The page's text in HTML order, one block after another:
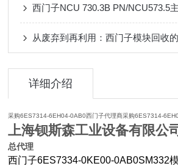
西门子NCU 730.3B PN/NCU573.5
从废弃到再利用：西门子模块回收
详细介绍
采购6ES7314-6EH04-0AB0西门子代理商采购6ES7314-
上海钡斯森工业设备有限公
总代理
西门子6ES7334-0KE00-0AB0SM332